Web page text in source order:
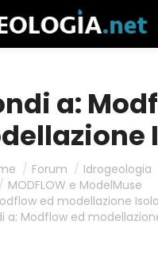
a:
Forum
Idrogeologia
MODFLOW e ModelMuse
ed modellazione Isola
a: Modflow ed